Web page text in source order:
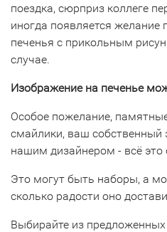
поездка, сюрприз коллеге
иногда появляется желание
печенья с прикольным
случае.
Изображение на печенье
Особое пожелание,
смайлики, ваш собственный
нашим дизайнером - всё это
Это могут быть наборы, а
сколько радости оно
Выбирайте из